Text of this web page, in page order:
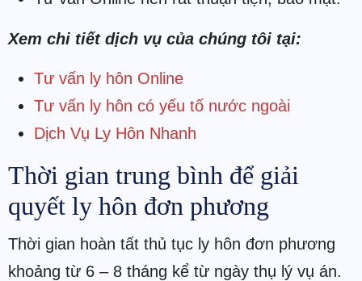
Xem chi tiết dịch vụ của chúng tôi tại:
Tư vấn ly hôn Online
Tư vấn ly hôn có yếu tố nước ngoài
Dịch Vụ Ly Hôn Nhanh
Thời gian trung bình để giải
quyết ly hôn đơn phương
Thời gian hoàn tất thủ tục ly hôn đơn phương
khoảng từ 6 – 8 tháng kể từ ngày thụ lý vụ án.